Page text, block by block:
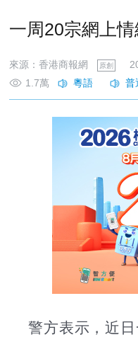
一周20宗網上
來源：香港商報網 原創
1.7萬
警方表示，近日